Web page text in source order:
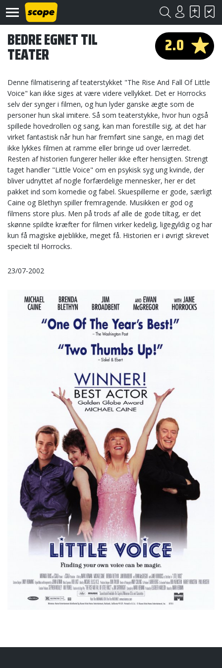
Om
Scope
Kontakt
©
Scope
2020
BEDRE EGNET TIL
TEATER 2.0
Denne filmatisering af teaterstykket "The Rise And Fall Of Little
Voice" kan ikke siges at være videre vellykket. Det er Horrocks
selv der synger i filmen, og hun lyder ganske ægte som de
personer hun skal imitere. Så som teaterstykke, hvor hun også
spillede hovedrollen og sang, kan man forestille sig, at det har
virket fantastisk når hun har fremført sine sange, en magi det
ikke lykkes filmen at ramme eller bringe ud over lærredet.
Resten af historien fungerer heller ikke efter hensigten. Strengt
taget handler "Little Voice" om en psykisk syg ung kvinde, der
bliver udnyttet af nogle forfærdelige mennesker, her er det
pakket ind som komedie og fabel. Skuespillerne er gode, særligt
Caine og Blethyn spiller fremragende. Musikken er god og
filmens store plus. Men på trods af alle de gode tiltag, er det
skønne spildte kræfter for filmen virker kedelig, ligegyldig og har
kun få magiske øjeblikke, meget få. Historien er i øvrigt skrevet
specielt til Horrocks.
23/07-2002